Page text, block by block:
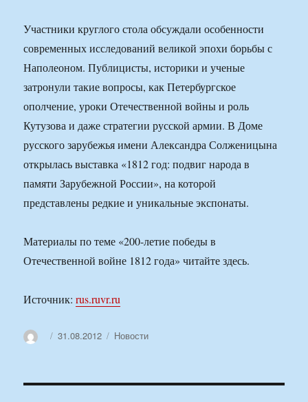
Участники круглого стола обсуждали особенности
современных исследований великой эпохи борьбы с
Наполеоном. Публицисты, историки и ученые
затронули такие вопросы, как Петербургское
ополчение, уроки Отечественной войны и роль
Кутузова и даже стратегии русской армии. В Доме
русского зарубежья имени Александра Солженицына
открылась выставка «1812 год: подвиг народа в
памяти Зарубежной России», на которой
представлены редкие и уникальные экспонаты.
Материалы по теме «200-летие победы в
Отечественной войне 1812 года» читайте здесь.
Источник:rus.ruvr.ru
АвторОпубликовано
31.08.2012 Рубрики
Новости